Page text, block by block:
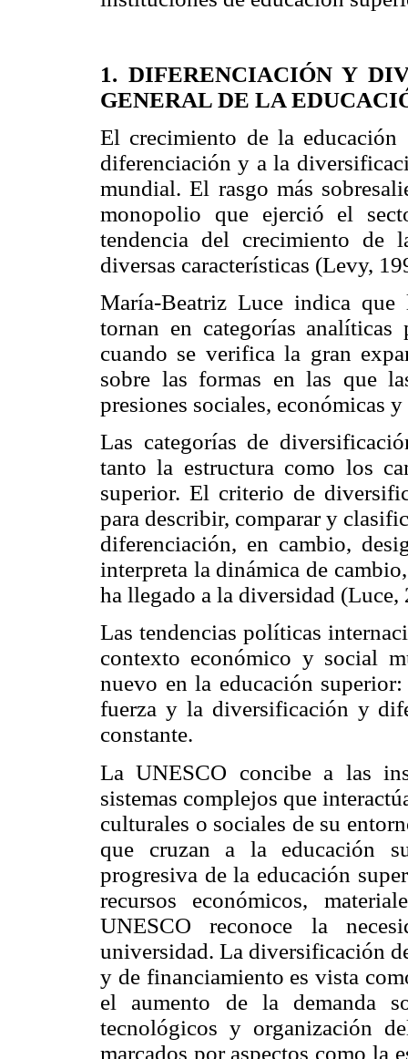
1. DIFERENCIACIÓN Y
GENERAL DE LA
El crecimiento de la
diferenciación y a la
mundial. El rasgo más
monopolio que ejerció el
tendencia del crecimiento de
diversas características (Levy,
María-Beatriz Luce indica
tornan en categorías analíticas
cuando se verifica la gran
sobre las formas en las que
presiones sociales, económicas
Las categorías de
tanto la estructura como los
superior. El criterio de
para describir, comparar y
diferenciación, en cambio,
interpreta la dinámica de
ha llegado a la diversidad (Luce,
Las tendencias políticas
contexto económico y social
nuevo en la educación
fuerza y la diversificación y
constante.
La UNESCO concibe a las
sistemas complejos que
culturales o sociales de su
que cruzan a la educación
progresiva de la educación
recursos económicos,
UNESCO reconoce la
universidad. La diversificación
y de financiamiento es vista
el aumento de la demanda
tecnológicos y organización
marcados por aspectos como la